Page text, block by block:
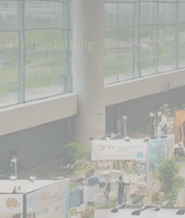
Aktuelles Besuchen Sie uns auf